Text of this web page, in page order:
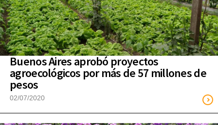
Buenos Aires aprobó proyectos
agroecológicos por más de 57 millones de
pesos
02/07/2020